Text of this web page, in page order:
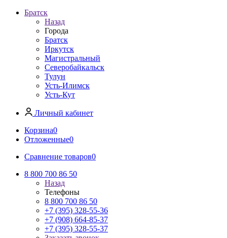
Братск
Назад
Города
Братск
Иркутск
Магистральный
Северобайкальск
Тулун
Усть-Илимск
Усть-Кут
Личный кабинет
Корзина0
Отложенные0
Сравнение товаров0
8 800 700 86 50
Назад
Телефоны
8 800 700 86 50
+7 (395) 328-55-36
+7 (908) 664-85-37
+7 (395) 328-55-37